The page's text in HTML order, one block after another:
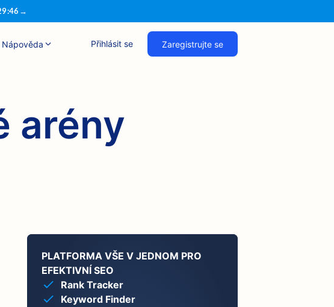
:45 →
Nápověda Přihlásit se Zaregistrujte se
arény
PLATFORMA VŠE V JEDNOM PRO
EFEKTIVNÍ SEO
Rank Tracker
Keyword Finder